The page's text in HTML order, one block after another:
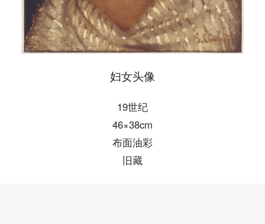
妇女头像
19世纪
46×38cm
布面油彩
旧藏
验证码
登录
可使用雅昌艺术网会员账户登录